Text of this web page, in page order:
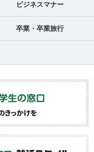
ビジネスマナー
卒業・卒業旅行